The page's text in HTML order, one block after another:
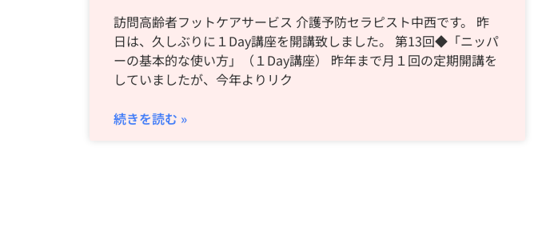
訪問高齢者フットケアサービス 介護予防セラピスト中西です。 昨
日は、久しぶりに１Day講座を開講致しました。 第13回◆「ニッパ
ーの基本的な使い方」（１Day講座） 昨年まで月１回の定期開講を
していましたが、今年よりリク
続きを読む »